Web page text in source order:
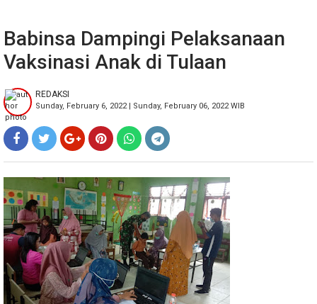
Babinsa Dampingi Pelaksanaan
Vaksinasi Anak di Tulaan
REDAKSI
Sunday, February 6, 2022 | Sunday, February 06, 2022 WIB